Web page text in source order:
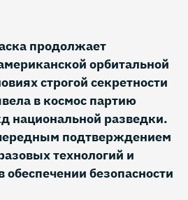
продолжает
орбитальной
строгой секретности
в космос партию
национальной разведки.
подтверждением
технологий и
безопасности